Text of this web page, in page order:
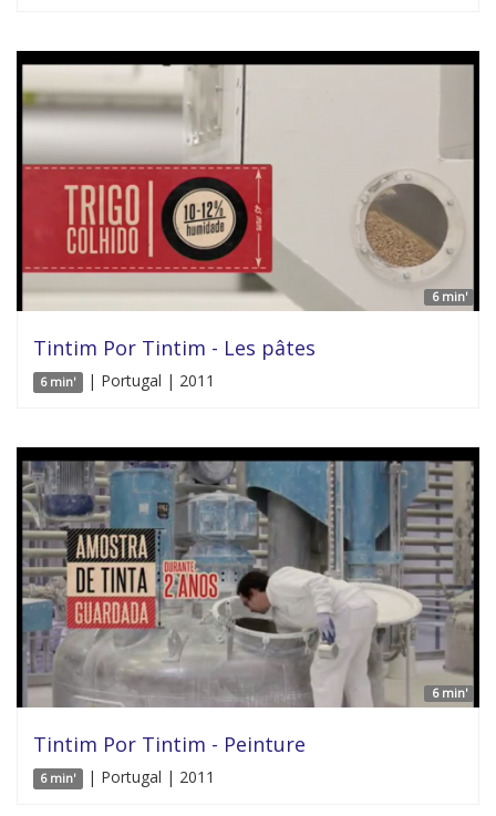
6 min'
Tintim Por Tintim - Les pâtes
6 min' | Portugal | 2011
6 min'
Tintim Por Tintim - Peinture
6 min' | Portugal | 2011